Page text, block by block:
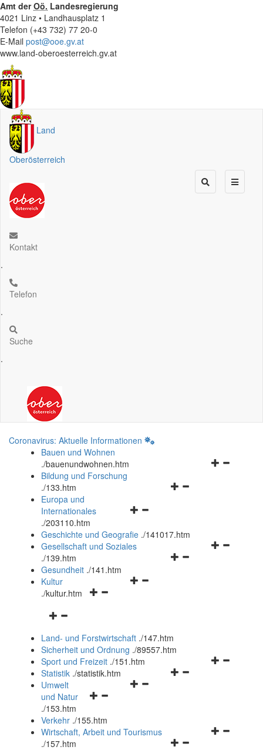
Amt derOö. Landesregierung
4021 Linz • Landhausplatz 1
Telefon (+43 732) 77 20-0
E-Mail post@ooe.gv.at
www.land-oberoesterreich.gv.at
Land
Oberösterreich
Kontakt
.
Telefon
.
Suche
.
Coronavirus: Aktuelle Informationen
Bauen und Wohnen
./bauenundwohnen.htm
Navigationsmenü
Bildung und Forschung
./133.htm
Navigationsmenü
und
schließen
Europa und
Internationales
./203110.htm
Geschichte und Geografie ./141017.htm
Navigationsmenü
Gesellschaft und Soziales
./139.htm
Navigationsmenü
Gesundheit ./141.htm
Navigationsmenü
Kultur
./kultur.htm
Navigationsmenü
und
schließen
Land- und Forstwirtschaft ./147.htm
Sicherheit und Ordnung ./89557.htm
Navigationsmenü
Sport und Freizeit ./151.htm
Navigationsmenü
Statistik ./statistik.htm
Navigationsmenü
und
schließen
Umwelt
und Natur
./153.htm
Verkehr ./155.htm
Navigationsmenü
Wirtschaft, Arbeit und Tourismus
./157.htm